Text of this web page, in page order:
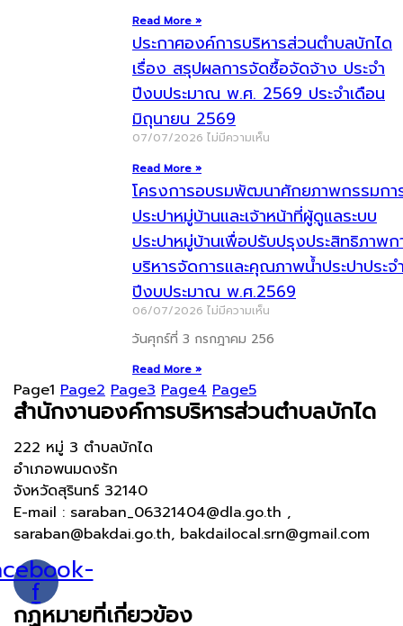
Read More »
ประกาศองค์การบริหารส่วนตำบลบักได
เรื่อง สรุปผลการจัดซื้อจัดจ้าง ประจำ
ปีงบประมาณ พ.ศ. 2569 ประจำเดือน
มิถุนายน 2569
07/07/2026 ไม่มีความเห็น
Read More »
โครงการอบรมพัฒนาศักยภาพกรรมกา
ประปาหมู่บ้านและเจ้าหน้าที่ผู้ดูแลระบบ
ประปาหมู่บ้านเพื่อปรับปรุงประสิทธิภาพก
บริหารจัดการและคุณภาพน้ำประปาประจ
ปีงบประมาณ พ.ศ.2569
06/07/2026 ไม่มีความเห็น
วันศุกร์ที่ 3 กรกฎาคม 256
Read More »
Page1 Page2 Page3 Page4 Page5
สำนักงานองค์การบริหารส่วนตำบลบักได
222 หมู่ 3 ตำบลบักได
อำเภอพนมดงรัก
จังหวัดสุรินทร์ 32140
E-mail : saraban_06321404@dla.go.th ,
saraban@bakdai.go.th, bakdailocal.srn@gmail.com
f
กฏหมายที่เกี่ยวข้อง